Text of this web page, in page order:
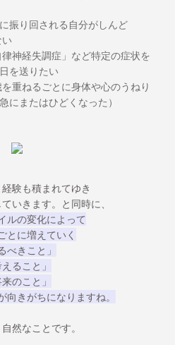
振り回される自分がしんど
律神経失調症」など特定の症状を
を送りたい
重ねるごとに身体や心のうねり
にまたはひどくなった）
験も積まれてゆき
いきます。と同時に、
ルの変化によって
とに増えていく
べきこと」
えること」
来のこと」
向きがちになりますね。
然なことです。